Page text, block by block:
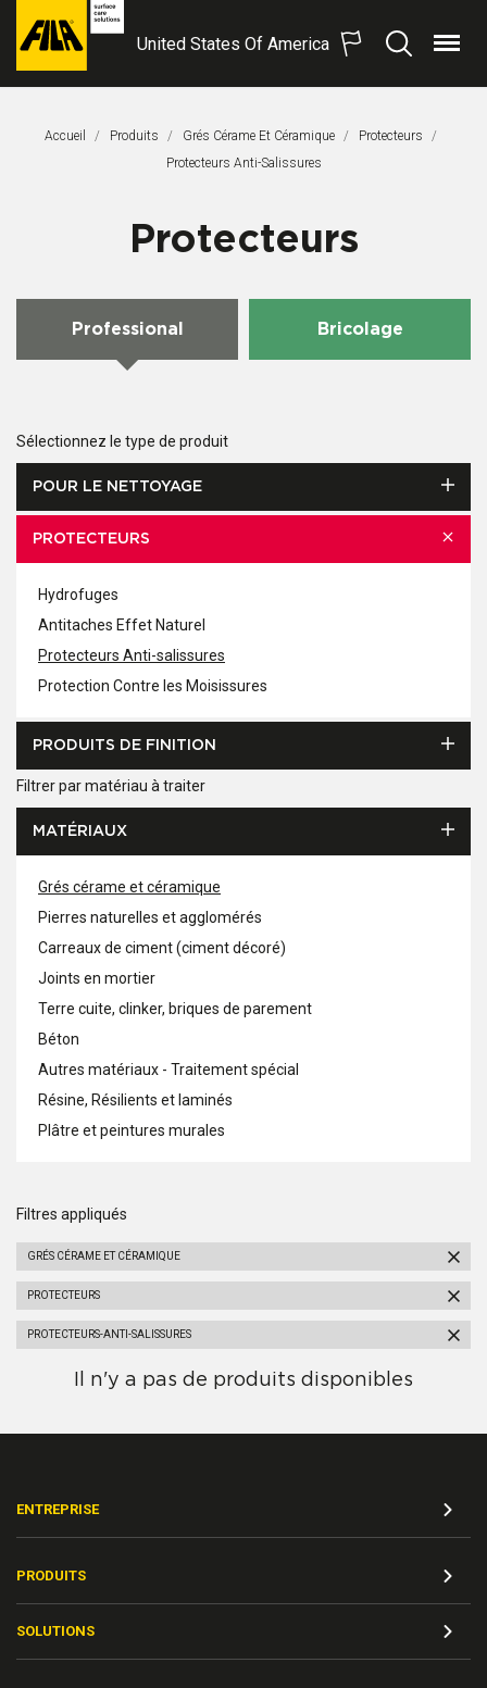
FILA
S.p.A.
United States Of America
Recherche
Menu
Accueil Produits Grés Cérame Et Céramique
Protecteurs
Page Actuelle:
Protecteurs Anti-Salissures
Protecteurs
Professional Bricolage
Sélectionnez le type de produit
POUR LE NETTOYAGE
PROTECTEURS
Hydrofuges
Antitaches Effet Naturel
Protecteurs Anti-salissures
Protection Contre les Moisissures
PRODUITS DE FINITION
Filtrer par matériau à traiter
MATÉRIAUX
Grés cérame et céramique
Pierres naturelles et agglomérés
Carreaux de ciment (ciment décoré)
Joints en mortier
Terre cuite, clinker, briques de parement
Béton
Autres matériaux - Traitement spécial
Résine, Résilients et laminés
Plâtre et peintures murales
Filtres appliqués
GRÉS CÉRAME ET CÉRAMIQUE
PROTECTEURS
PROTECTEURS-ANTI-SALISSURES
Il n'y a pas de produits disponibles
ENTREPRISE
PRODUITS
SOLUTIONS